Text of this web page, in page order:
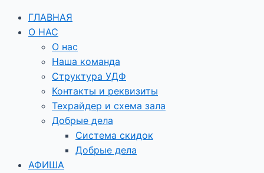
ГЛАВНАЯ
О НАС
О нас
Наша команда
Структура УДФ
Контакты и реквизиты
Техрайдер и схема зала
Добрые дела
Система скидок
Добрые дела
АФИША